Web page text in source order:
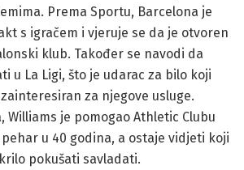
Prema Sportu, Barcelona je
s igračem i vjeruje se da je otvoren
klub. Također se navodi da
u La Ligi, što je udarac za bilo koji
za njegove usluge.
Williams je pomogao Athletic Clubu
u 40 godina, a ostaje vidjeti koji
pokušati savladati.